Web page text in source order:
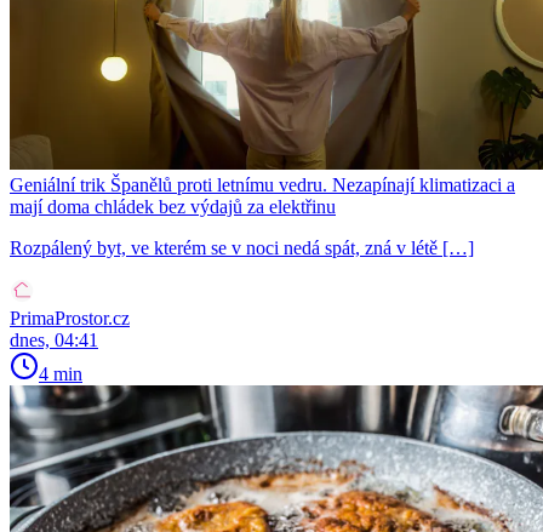
Geniální trik Španělů proti letnímu vedru. Nezapínají klimatizaci a
mají doma chládek bez výdajů za elektřinu
Rozpálený byt, ve kterém se v noci nedá spát, zná v létě […]
PrimaProstor.cz
dnes, 04:41
4 min